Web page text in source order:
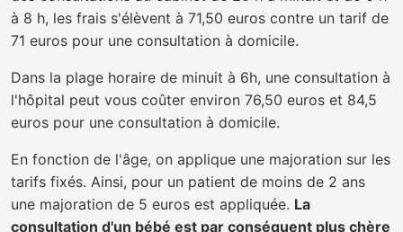
à 8 h, les frais s'élèvent à 71,50 euros contre un tarif de
71 euros pour une consultation à domicile.
Dans la plage horaire de minuit à 6h, une consultation à
l'hôpital peut vous coûter environ 76,50 euros et 84,5
euros pour une consultation à domicile.
En fonction de l'âge, on applique une majoration sur les
tarifs fixés. Ainsi, pour un patient de moins de 2 ans
une majoration de 5 euros est appliquée. La
consultation d'un bébé est par conséquent plus chère